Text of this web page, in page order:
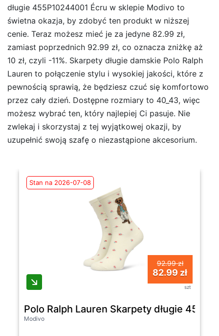
długie 455P10244001 Écru w sklepie Modivo to
świetna okazja, by zdobyć ten produkt w niższej
cenie. Teraz możesz mieć je za jedyne 82.99 zł,
zamiast poprzednich 92.99 zł, co oznacza zniżkę aż
10 zł, czyli -11%. Skarpety długie damskie Polo Ralph
Lauren to połączenie stylu i wysokiej jakości, które z
pewnością sprawią, że będziesz czuć się komfortowo
przez cały dzień. Dostępne rozmiary to 40_43, więc
możesz wybrać ten, który najlepiej Ci pasuje. Nie
zwlekaj i skorzystaj z tej wyjątkowej okazji, by
uzupełnić swoją szafę o niezastąpione akcesorium.
Stan na 2026-07-08
92.99 zł
82.99 zł
szt
Polo Ralph Lauren Skarpety długie
Modivo